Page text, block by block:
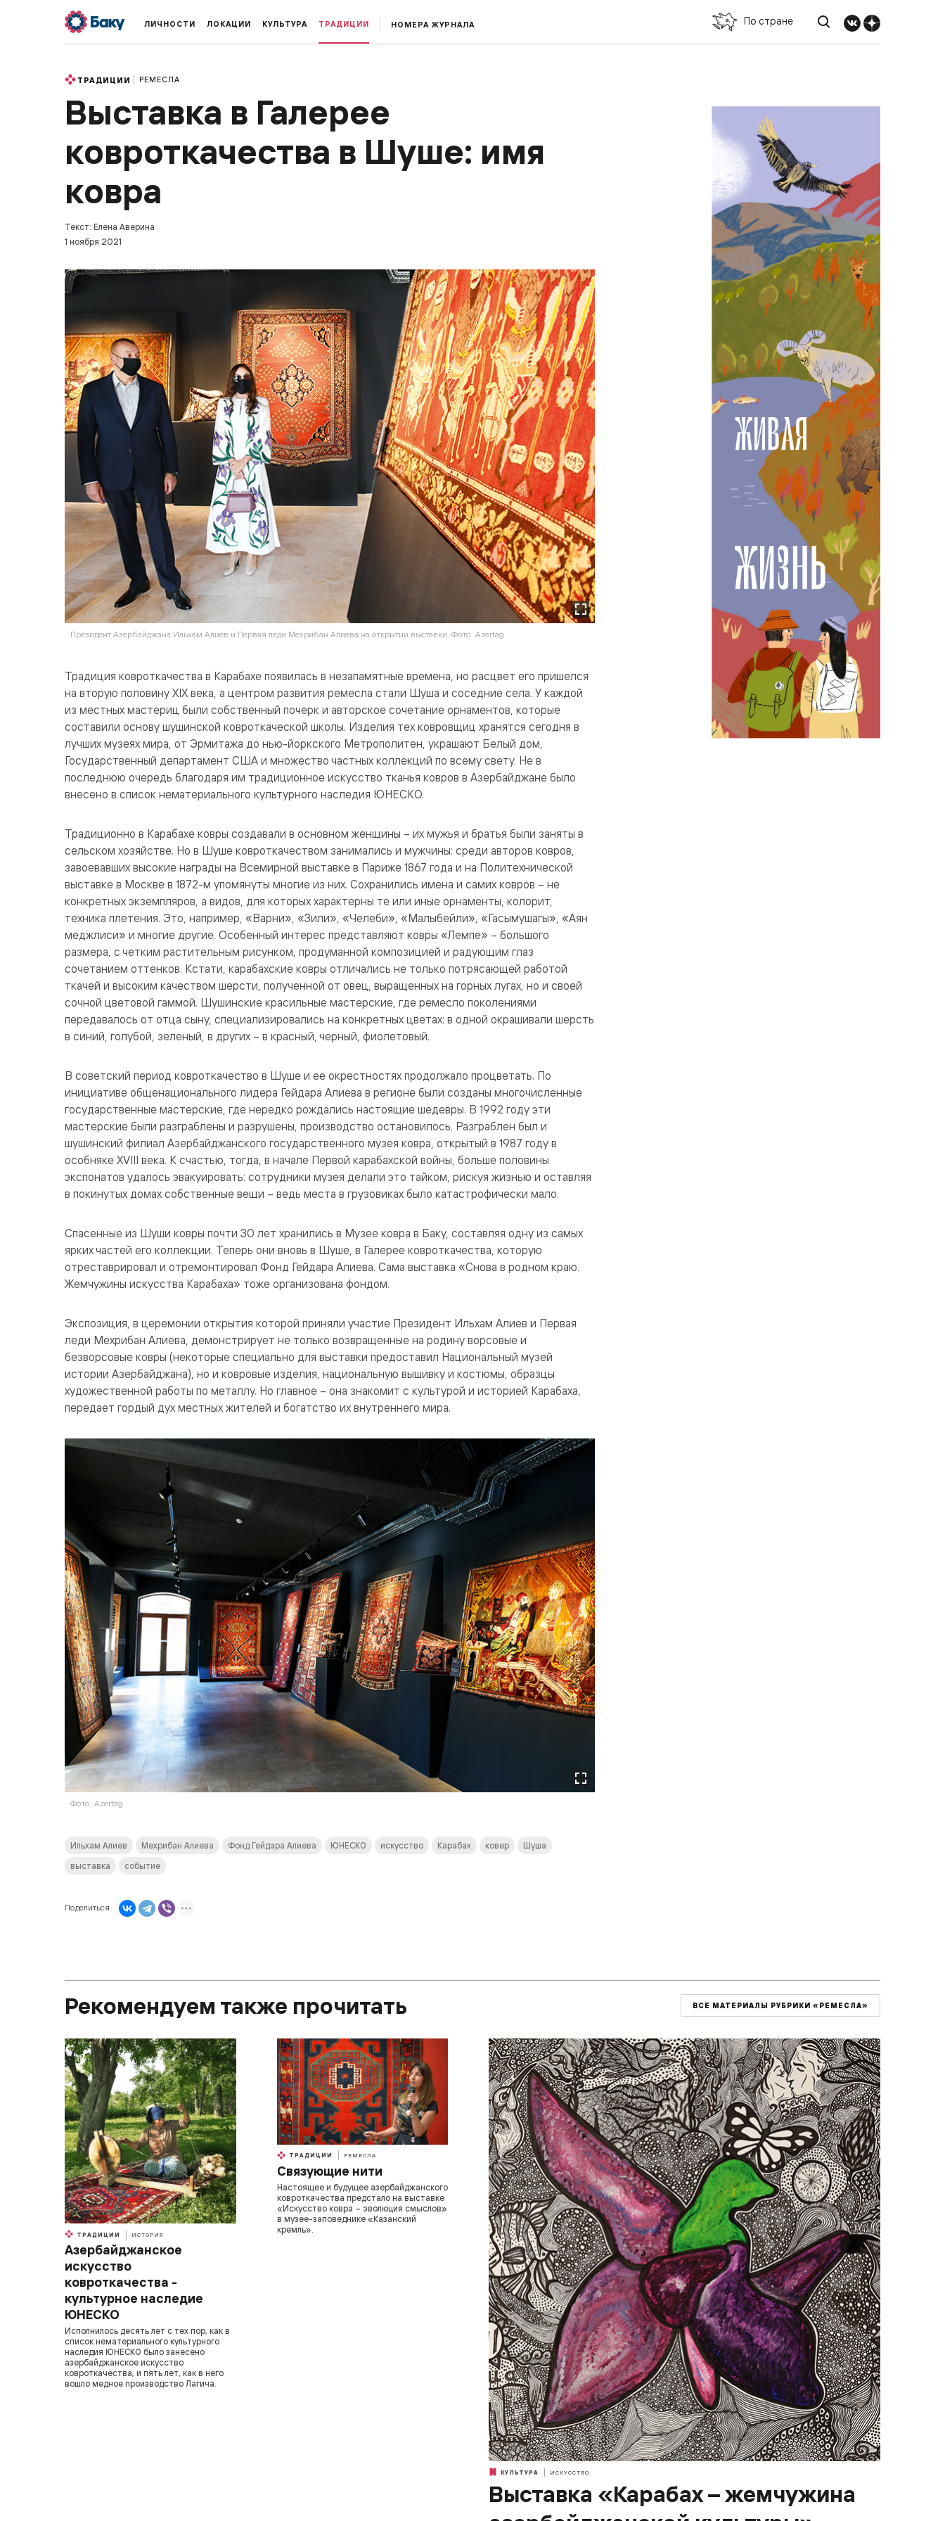
ЛИЧНОСТИ ЛОКАЦИИ КУЛЬТУРА ТРАДИЦИИ НОМЕРА ЖУРНАЛА По стране
ТРАДИЦИИ РЕМЕСЛА
Выставка в Галерее
ковроткачества в Шуше: имя
ковра
Текст: Елена Аверина
1 ноября 2021
Президент Азербайджана Ильхам Алиев и Первая леди Мехрибан Алиева на открытии выставки. Фото: Azertag
Традиция ковроткачества в Карабахе появилась в незапамятные времена, но расцвет его пришелся
на вторую половину XIX века, а центром развития ремесла стали Шуша и соседние села. У каждой
из местных мастериц были собственный почерк и авторское сочетание орнаментов, которые
составили основу шушинской ковроткаческой школы. Изделия тех ковровщиц хранятся сегодня в
лучших музеях мира, от Эрмитажа до нью-йоркского Метрополитен, украшают Белый дом,
Государственный департамент США и множество частных коллекций по всему свету. Не в
последнюю очередь благодаря им традиционное искусство тканья ковров в Азербайджане было
внесено в список нематериального культурного наследия ЮНЕСКО.
Традиционно в Карабахе ковры создавали в основном женщины – их мужья и братья были заняты в
сельском хозяйстве. Но в Шуше ковроткачеством занимались и мужчины: среди авторов ковров,
завоевавших высокие награды на Всемирной выставке в Париже 1867 года и на Политехнической
выставке в Москве в 1872-м упомянуты многие из них. Сохранились имена и самих ковров – не
конкретных экземпляров, а видов, для которых характерны те или иные орнаменты, колорит,
техника плетения. Это, например, «Варни», «Зили», «Челеби», «Малыбейли», «Гасымушагы», «Аян
меджлиси» и многие другие. Особенный интерес представляют ковры «Лемпе» – большого
размера, с четким растительным рисунком, продуманной композицией и радующим глаз
сочетанием оттенков. Кстати, карабахские ковры отличались не только потрясающей работой
ткачей и высоким качеством шерсти, полученной от овец, выращенных на горных лугах, но и своей
сочной цветовой гаммой. Шушинские красильные мастерские, где ремесло поколениями
передавалось от отца сыну, специализировались на конкретных цветах: в одной окрашивали шерсть
в синий, голубой, зеленый, в других – в красный, черный, фиолетовый.
В советский период ковроткачество в Шуше и ее окрестностях продолжало процветать. По
инициативе общенационального лидера Гейдара Алиева в регионе были созданы многочисленные
государственные мастерские, где нередко рождались настоящие шедевры. В 1992 году эти
мастерские были разграблены и разрушены, производство остановилось. Разграблен был и
шушинский филиал Азербайджанского государственного музея ковра, открытый в 1987 году в
особняке XVIII века. К счастью, тогда, в начале Первой карабахской войны, больше половины
экспонатов удалось эвакуировать: сотрудники музея делали это тайком, рискуя жизнью и оставляя
в покинутых домах собственные вещи – ведь места в грузовиках было катастрофически мало.
Спасенные из Шуши ковры почти 30 лет хранились в Музее ковра в Баку, составляя одну из самых
ярких частей его коллекции. Теперь они вновь в Шуше, в Галерее ковроткачества, которую
отреставрировал и отремонтировал Фонд Гейдара Алиева. Сама выставка «Снова в родном краю.
Жемчужины искусства Карабаха» тоже организована фондом.
Экспозиция, в церемонии открытия которой приняли участие Президент Ильхам Алиев и Первая
леди Мехрибан Алиева, демонстрирует не только возвращенные на родину ворсовые и
безворсовые ковры (некоторые специально для выставки предоставил Национальный музей
истории Азербайджана), но и ковровые изделия, национальную вышивку и костюмы, образцы
художественной работы по металлу. Но главное – она знакомит с культурой и историей Карабаха,
передает гордый дух местных жителей и богатство их внутреннего мира.
Фото: Azertag
Ильхам Алиев Мехрибан Алиева Фонд Гейдара Алиева ЮНЕСКО искусство Карабах ковер
Шуша
выставка
событие
Поделиться
Рекомендуем также прочитать ВСЕ МАТЕРИАЛЫ РУБРИКИ «РЕМЕСЛА»
ТРАДИЦИИ ИСТОРИЯ
Азербайджанское
искусство
ковроткачества -
культурное наследие
ЮНЕСКО
Исполнилось десять лет с тех пор, как в
список нематериального культурного
наследия ЮНЕСКО было занесено
азербайджанское искусство
ковроткачества, и пять лет, как в него
вошло медное производство Лагича.
ТРАДИЦИИ РЕМЕСЛА
Связующие нити
Настоящее и будущее азербайджанского
ковроткачества предстало на выставке
«Искусство ковра – эволюция смыслов»
в музее-заповеднике «Казанский
кремль».
КУЛЬТУРА ИСКУССТВО
Выставка «Карабах – жемчужина